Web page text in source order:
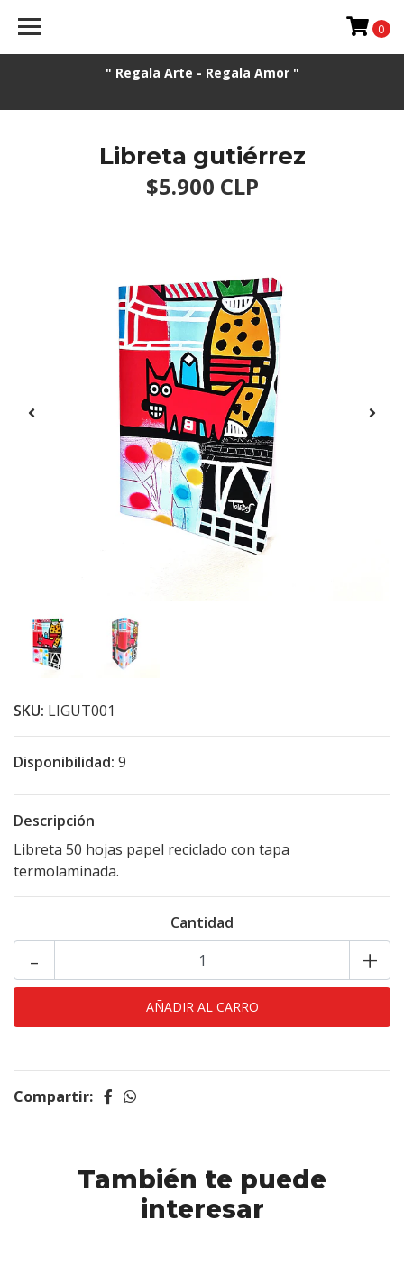
" Regala Arte - Regala Amor "
0
Libreta gutiérrez
$5.900 CLP
SKU: LIGUT001
Disponibilidad: 9
Descripción
Libreta 50 hojas papel reciclado con tapa
termolaminada.
Cantidad
- +
Compartir:
También te puede
interesar